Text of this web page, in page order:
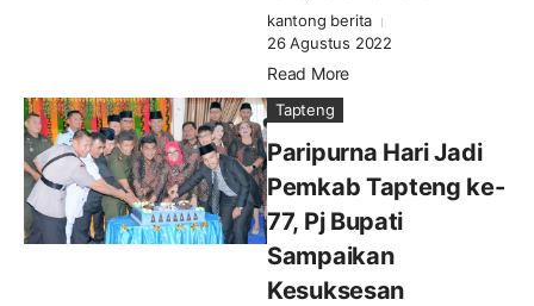
kantong berita
26 Agustus 2022
Read More
Tapteng
Paripurna Hari Jadi
Pemkab Tapteng ke-
77, Pj Bupati
Sampaikan
Kesuksesan